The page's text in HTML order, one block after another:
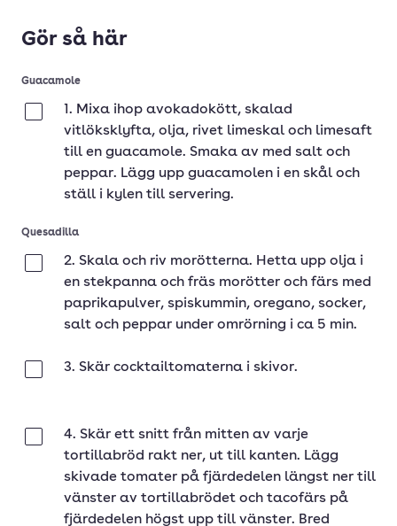
Gör så här
Guacamole
1. Mixa ihop avokadokött, skalad
vitlöksklyfta, olja, rivet limeskal och limesaft
till en guacamole. Smaka av med salt och
peppar. Lägg upp guacamolen i en skål och
ställ i kylen till servering.
Quesadilla
2. Skala och riv morötterna. Hetta upp olja i
en stekpanna och fräs morötter och färs med
paprikapulver, spiskummin, oregano, socker,
salt och peppar under omrörning i ca 5 min.
3. Skär cocktailtomaterna i skivor.
4. Skär ett snitt från mitten av varje
tortillabröd rakt ner, ut till kanten. Lägg
skivade tomater på fjärdedelen längst ner till
vänster av tortillabrödet och tacofärs på
fjärdedelen högst upp till vänster. Bred